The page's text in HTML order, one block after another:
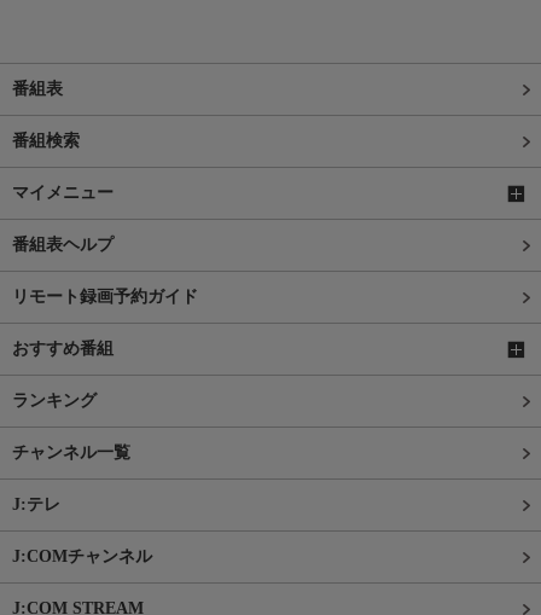
番組表
番組検索
マイメニュー
番組表ヘルプ
リモート録画予約ガイド
おすすめ番組
ランキング
チャンネル一覧
J:テレ
J:COMチャンネル
J:COM STREAM